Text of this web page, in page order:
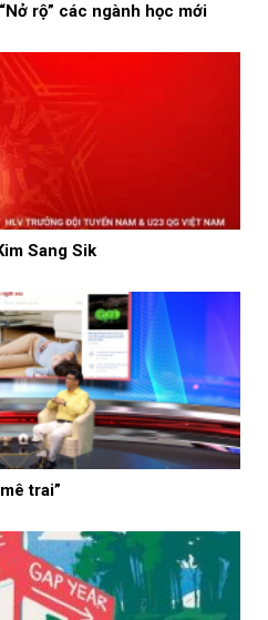
rộ” các ngành học mới
Sang Sik
trai”